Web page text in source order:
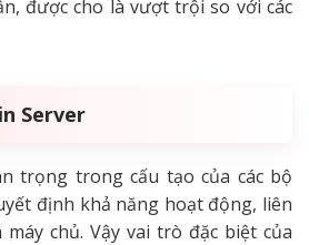
được cho là vượt trội so với các
Server
trọng trong cấu tạo của các bộ
định khả năng hoạt động, liên
chủ. Vậy vai trò đặc biệt của